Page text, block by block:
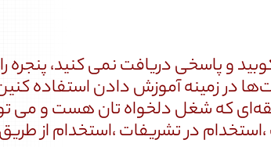
و پاسخی دریافت نمی کنید، پنجره را
در زمینه آموزش دادن استفاده
که شغل دلخواه تان هست و می
در تشریفات ،استخدام از